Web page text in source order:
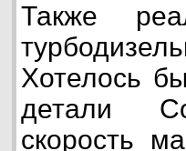
Также
Хотелось
детали
скорость